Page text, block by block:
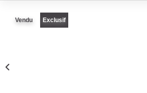
Vendu Exclusif